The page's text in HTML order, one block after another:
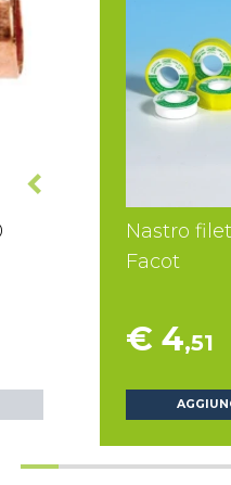
Nastro
Facot
€ 4,51